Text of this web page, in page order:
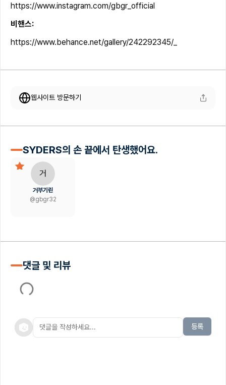
https://www.instagram.com/gbgr_official
비핸스:
https://www.behance.net/gallery/242292345/_
웹사이트 방문하기
SYDERS의 손 끝에서 탄생했어요.
거
거부기린
@gbgr32
댓글 및 리뷰
등록